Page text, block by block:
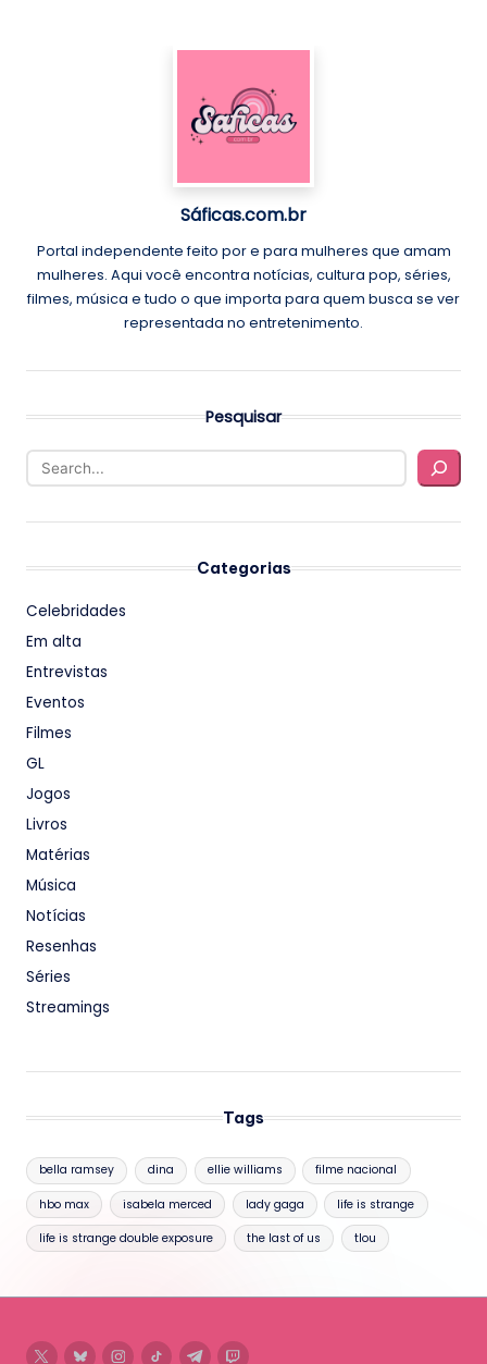
Sáficas.com.br
Portal independente feito por e para mulheres que amam
mulheres. Aqui você encontra notícias, cultura pop, séries,
filmes, música e tudo o que importa para quem busca se ver
representada no entretenimento.
Pesquisar
Categorias
Celebridades
Em alta
Entrevistas
Eventos
Filmes
GL
Jogos
Livros
Matérias
Música
Notícias
Resenhas
Séries
Streamings
Tags
bella ramsey dina ellie williams filme nacional
hbo max isabela merced lady gaga life is strange
life is strange double exposure the last of us tlou
twitterblueskyinstagram
tiktoktelegram
twitch